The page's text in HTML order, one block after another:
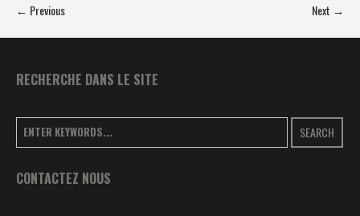
← Previous Next →
RECHERCHE DANS LE SITE
SEARCH
CONTACTEZ NOUS